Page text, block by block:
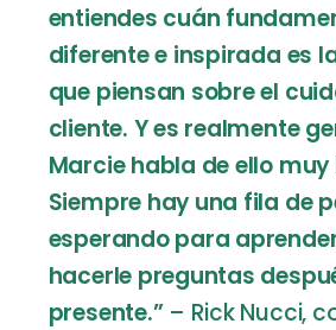
entiendes cuán
diferente e inspirada es
que piensan sobre el
cliente. Y es realmente
Marcie habla de ello muy
Siempre hay una fila de
esperando para
hacerle preguntas
presente.”– Rick Nucci,